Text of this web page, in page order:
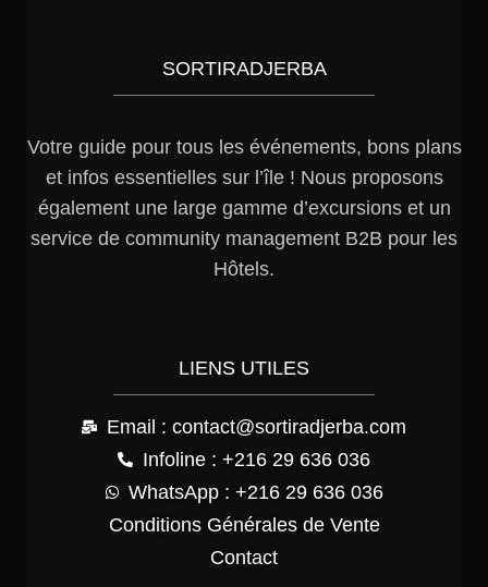
SORTIRADJERBA
Votre guide pour tous les événements, bons plans
et infos essentielles sur l’île ! Nous proposons
également une large gamme d’excursions et un
service de community management B2B pour les
Hôtels.
LIENS UTILES
Email : contact@sortiradjerba.com
Infoline : +216 29 636 036
WhatsApp : +216 29 636 036
Conditions Générales de Vente
Contact